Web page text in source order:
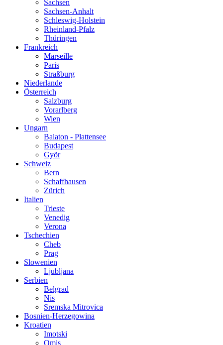
Sachsen
Sachsen-Anhalt
Schleswig-Holstein
Rheinland-Pfalz
Thüringen
Frankreich
Marseille
Paris
Straßburg
Niederlande
Österreich
Salzburg
Vorarlberg
Wien
Ungarn
Balaton - Plattensee
Budapest
Györ
Schweiz
Bern
Schaffhausen
Zürich
Italien
Trieste
Venedig
Verona
Tschechien
Cheb
Prag
Slowenien
Ljubljana
Serbien
Belgrad
Nis
Sremska Mitrovica
Bosnien-Herzegowina
Kroatien
Imotski
Omis